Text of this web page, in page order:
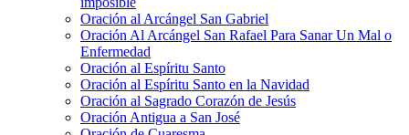
Oración al Arcángel San Gabriel
Oración Al Arcángel San Rafael Para Sanar Un Mal o
Enfermedad
Oración al Espíritu Santo
Oración al Espíritu Santo en la Navidad
Oración al Sagrado Corazón de Jesús
Oración Antigua a San José